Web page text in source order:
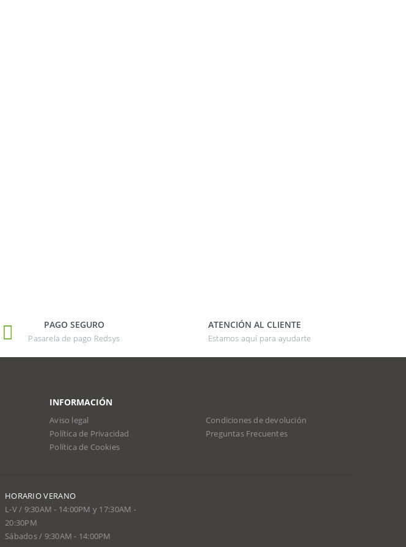
PAGO SEGURO
Pasarela de pago Redsys
ATENCIÓN AL CLIENTE
Estamos aquí para ayudarte
INFORMACIÓN
Aviso legal
Política de Privacidad
Política de Cookies
Condiciones de devolución
Preguntas Frecuentes
HORARIO VERANO
L-V / 9:30AM - 14:00PM y 17:30AM -
20:30PM
Sábados / 9:30AM - 14:00PM